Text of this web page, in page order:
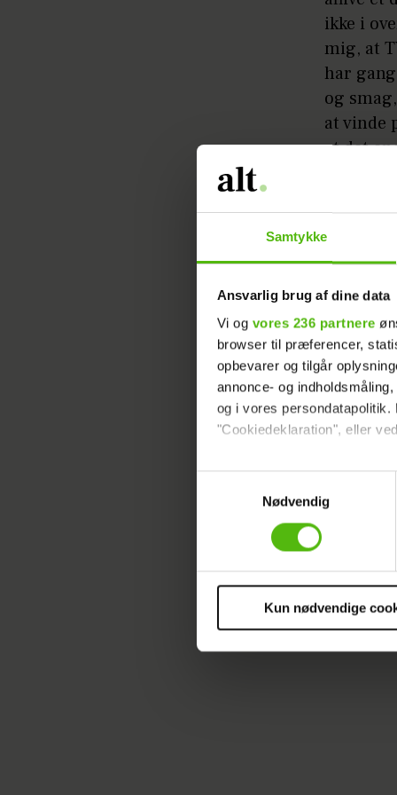
Samtykke
Ansvarlig brug af dine data
Vi og vores 236 partnere
browser til præferencer,
opbevarer og tilgår
annonce- og
og i vores
"Cookiedeklaration", eller
Dine valg anvendes på hele
Vi anvender egne cookies
sociale medier.
Nødvendig
Kun nødvendige
ikke i
mig, at
har
og
at vinde
at det
opfordre
Læs
på
et par
jeg ikke
havne
med
slagter
godt,